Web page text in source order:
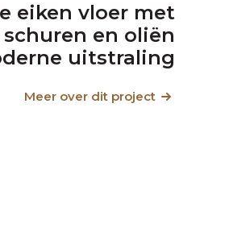
eiken vloer met
en oliën
uitstraling
Meer over dit project